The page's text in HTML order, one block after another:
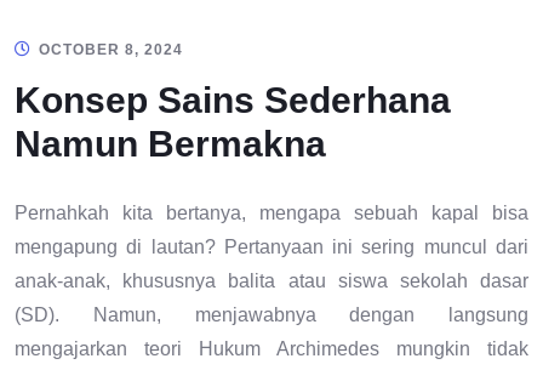
OCTOBER 8, 2024
Konsep Sains Sederhana
Namun Bermakna
Pernahkah kita bertanya, mengapa sebuah kapal bisa
mengapung di lautan? Pertanyaan ini sering muncul dari
anak-anak, khususnya balita atau siswa sekolah dasar
(SD). Namun, menjawabnya dengan langsung
mengajarkan teori Hukum Archimedes mungkin tidak